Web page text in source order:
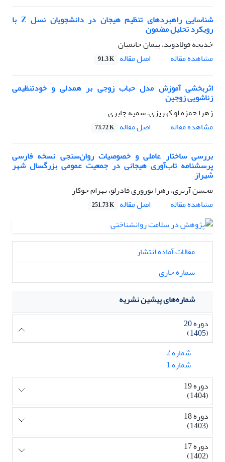
شناسایی راهبردهای تنظیم هیجان در دانشجویان نسل Z با
رویکرد تحلیل مضمون
خدیجه فولادوند، پیمان حاتمیان
مشاهده مقاله
اصل مقاله 91.3 K
اثربخشی آموزش مدل حباب زوجی بر همدلی و خودتنظیمی
زناشویی زوجین
زهرا حمزه لو کهریزی، سمیه جابری
مشاهده مقاله
اصل مقاله 73.72 K
بررسی ساختار عاملی و خصوصیات روان‌سنجی نسخه فارسی
پرسشنامه تاب‌آوری هیجانی در جمعیت عمومی بزرگسال شهر
شیراز
محسن آربزی، زهرا نوروزی قادرلو، بهرام جوکار
مشاهده مقاله
اصل مقاله 251.73 K
مقالات آماده انتشار
شماره جاری
شماره‌های پیشین نشریه
دوره 20
(1405)
شماره 2
شماره 1
دوره 19
(1404)
دوره 18
(1403)
دوره 17
(1402)